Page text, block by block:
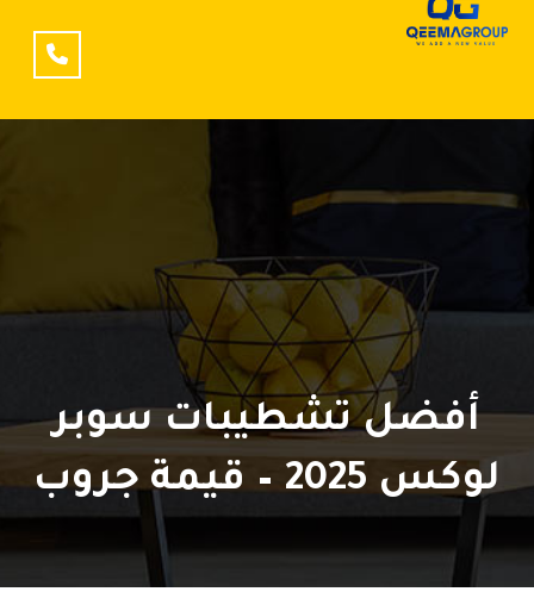
أفضل تشطيبات سوبر
لوكس 2025 – قيمة جروب